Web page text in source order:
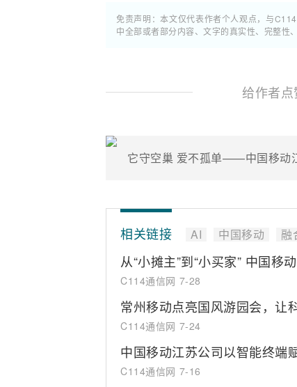
免责声明：本文仅代表作者个人观点，与
中全部或者部分内容、文字的真实性、完整性
给作者点
相关链接 AI 中国移动 融
从“小摊主”到“小买家” 中国移
C114通信网 7-28
常州移动点亮国风游园会，让
C114通信网 7-24
中国移动江苏公司以智能终端
C114通信网 7-16